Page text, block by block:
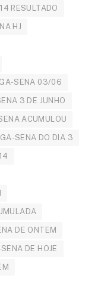
RESULTADO
HJ
SENA 03/06
3 DE JUNHO
ACUMULOU
SENA DO DIA 3
DE ONTEM
DE HOJE